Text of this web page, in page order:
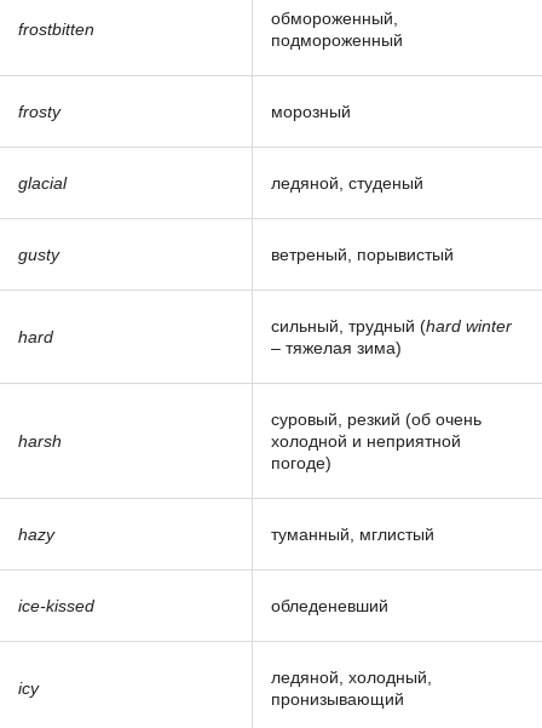
frostbitten
обмороженный,
подмороженный
frosty морозный
glacial ледяной, студеный
gusty ветреный, порывистый
hard
сильный, трудный (hard winter
– тяжелая зима)
harsh
суровый, резкий (об очень
холодной и неприятной
погоде)
hazy туманный, мглистый
ice-kissed обледеневший
icy
ледяной, холодный,
пронизывающий